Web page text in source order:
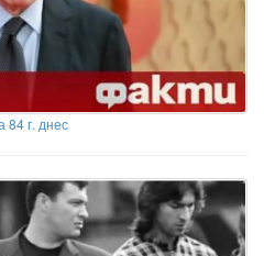
84 г. днес